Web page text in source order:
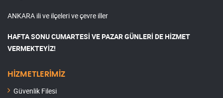
ANKARA ili ve ilçeleri ve çevre iller
HAFTA SONU CUMARTESİ VE PAZAR GÜNLERİ DE HİZMET
VERMEKTEYİZ!
HİZMETLERİMİZ
Güvenlik Filesi